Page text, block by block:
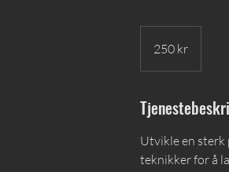
kroner250 kr
Utvikle en sterk
teknikker for å